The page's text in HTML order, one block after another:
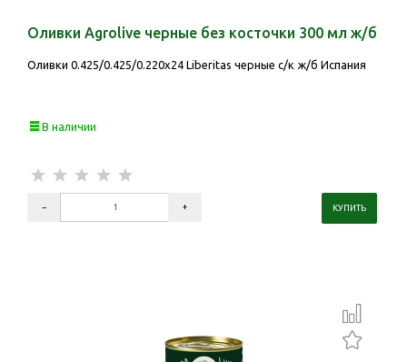
Оливки Agrolive черные без косточки 300 мл ж/б
Оливки 0.425/0.425/0.220х24 Liberitas черные с/к ж/б Испания
В наличии